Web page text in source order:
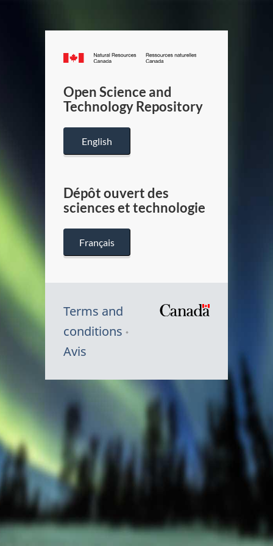
Canada.ca
/
Canada
Open Science and
Technology Repository
English
Dépôt ouvert des
sciences et technologie
Français
Terms and
conditions
Avis
Canada